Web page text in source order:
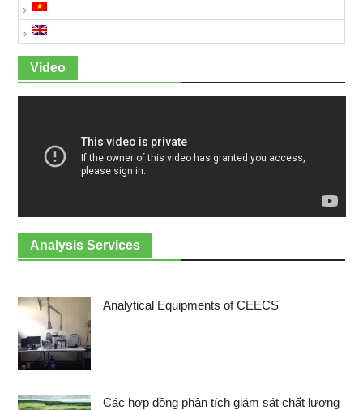
Video
Analysis Services
Analytical Equipments of CEECS
Các hợp đồng phân tích giám sát chất lượng